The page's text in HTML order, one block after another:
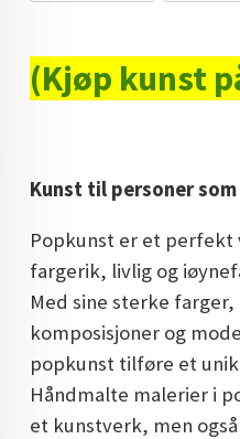
MALERIER TIL SALGS
KUNST
STORE MALERIER TIL STUE
NORSK KUNST
DOPAMIN DECOR NORGE
DOPAMIN DECOR NORGE
(Kjøp kunst
Kunst til personer
Popkunst er et perfekt
fargerik, livlig og
Med sine sterke
komposisjoner og
popkunst tilføre et
Håndmalte malerier i
et kunstverk, men